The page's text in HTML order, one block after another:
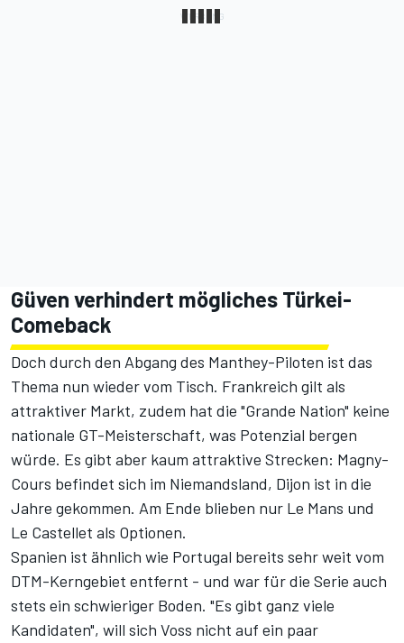
Güven verhindert mögliches Türkei-
Comeback
Doch durch den Abgang des Manthey-Piloten ist das
Thema nun wieder vom Tisch. Frankreich gilt als
attraktiver Markt, zudem hat die "Grande Nation" keine
nationale GT-Meisterschaft, was Potenzial bergen
würde. Es gibt aber kaum attraktive Strecken: Magny-
Cours befindet sich im Niemandsland, Dijon ist in die
Jahre gekommen. Am Ende blieben nur Le Mans und
Le Castellet als Optionen.
Spanien ist ähnlich wie Portugal bereits sehr weit vom
DTM-Kerngebiet entfernt - und war für die Serie auch
stets ein schwieriger Boden. "Es gibt ganz viele
Kandidaten", will sich Voss nicht auf ein paar